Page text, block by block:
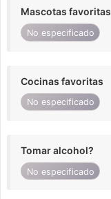
Mascotas favoritas
No especificado
Cocinas favoritas
No especificado
Tomar alcohol?
No especificado